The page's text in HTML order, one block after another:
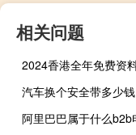
相关问题
汽车换个安全带多少钱